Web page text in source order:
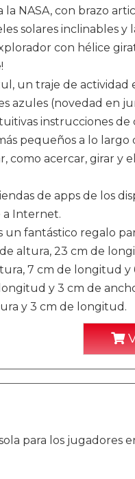
NASA, con brazo
solares inclinables y
con hélice
un traje de
azules (novedad en
instrucciones
pequeños a lo
como acercar, girar y
de apps de los
a Internet.
fantástico regalo
altura, 23 cm de
7 cm de longitud y
y 3 cm de
y 3 cm de longitud.
para los jugadores